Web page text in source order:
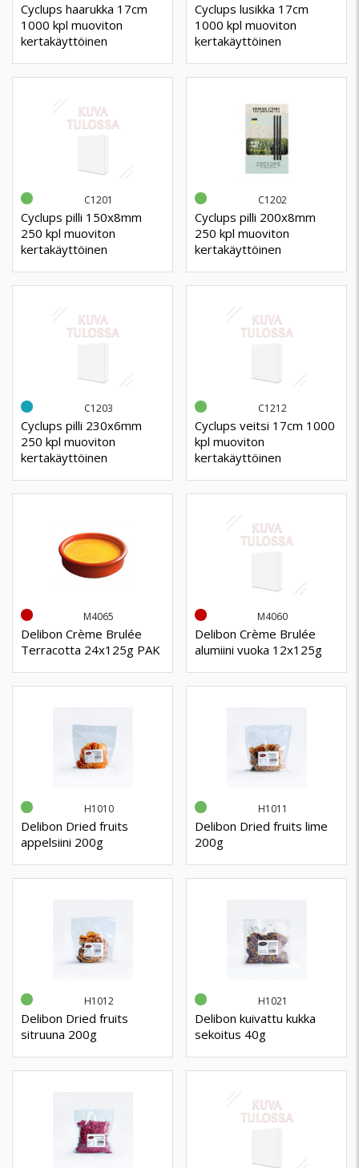
Cyclups haarukka 17cm
1000 kpl muoviton
kertakäyttöinen
Cyclups lusikka 17cm
1000 kpl muoviton
kertakäyttöinen
C1201
Cyclups pilli 150x8mm
250 kpl muoviton
kertakäyttöinen
C1202
Cyclups pilli 200x8mm
250 kpl muoviton
kertakäyttöinen
C1203
Cyclups pilli 230x6mm
250 kpl muoviton
kertakäyttöinen
C1212
Cyclups veitsi 17cm 1000
kpl muoviton
kertakäyttöinen
M4065
Delibon Crème Brulée
Terracotta 24x125g PAK
M4060
Delibon Crème Brulée
alumiini vuoka 12x125g
H1010
Delibon Dried fruits
appelsiini 200g
H1011
Delibon Dried fruits lime
200g
H1012
Delibon Dried fruits
sitruuna 200g
H1021
Delibon kuivattu kukka
sekoitus 40g